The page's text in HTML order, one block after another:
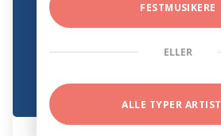
FESTMUSIKERE
ELLER
ALLE TYPER